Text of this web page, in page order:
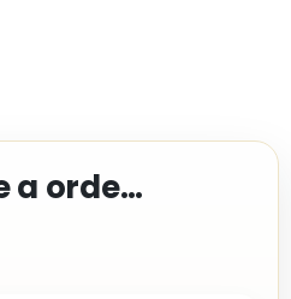
Harry potter e a ordem da fênix